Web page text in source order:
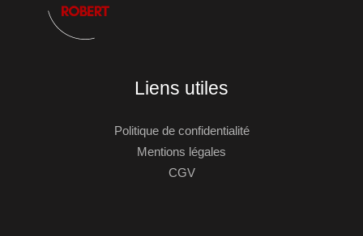
Liens utiles
Politique de confidentialité
Mentions légales
CGV